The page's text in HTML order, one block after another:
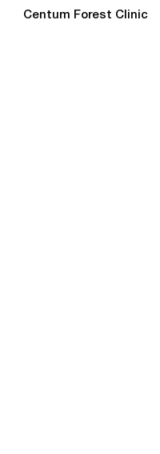
Centum Forest Clinic